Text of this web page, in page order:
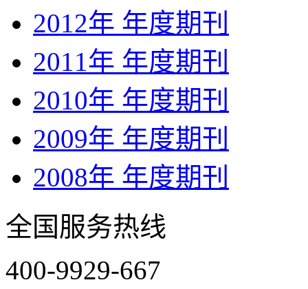
2012年 年度期刊
2011年 年度期刊
2010年 年度期刊
2009年 年度期刊
2008年 年度期刊
全国服务热线
400-9929-667